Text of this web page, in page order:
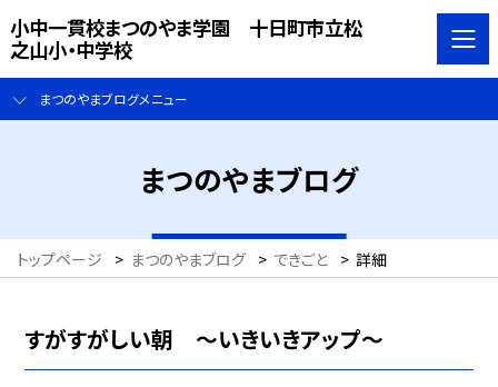
小中一貫校まつのやま学園 十日町市立松
之山小・中学校
まつのやまブログメニュー
まつのやまブログ
トップページ > まつのやまブログ > できごと > 詳細
すがすがしい朝 ～いきいきアップ～